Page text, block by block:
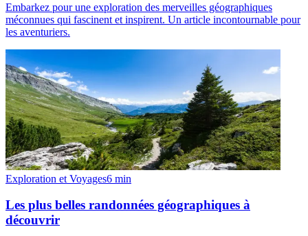
Embarkez pour une exploration des merveilles géographiques
méconnues qui fascinent et inspirent. Un article incontournable pour
les aventuriers.
Exploration et Voyages6 min
Les plus belles randonnées géographiques à
découvrir